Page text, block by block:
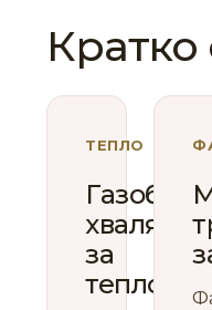
ТЕПЛО
хвалят
за
тепло